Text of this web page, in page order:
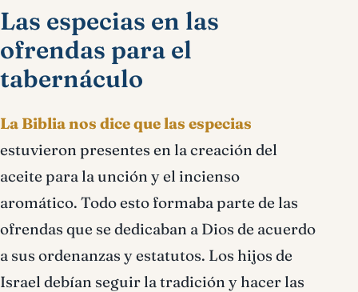
Las especias en las
ofrendas para el
tabernáculo
La Biblia nos dice que las especias
estuvieron presentes en la creación del
aceite para la unción y el incienso
aromático. Todo esto formaba parte de las
ofrendas que se dedicaban a Dios de acuerdo
a sus ordenanzas y estatutos. Los hijos de
Israel debían seguir la tradición y hacer las